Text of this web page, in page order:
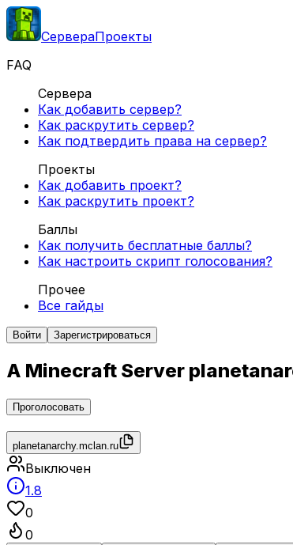
СервераПроекты
FAQ
Сервера
Как добавить сервер?
Как раскрутить сервер?
Как подтвердить права на сервер?
Проекты
Как добавить проект?
Как раскрутить проект?
Баллы
Как получить бесплатные баллы?
Как настроить скрипт голосования?
Прочее
Все гайды
Войти Зарегистрироваться
A Minecraft Server
Проголосовать
planetanarchy.mclan.ru
Выключен
1.8
0
0